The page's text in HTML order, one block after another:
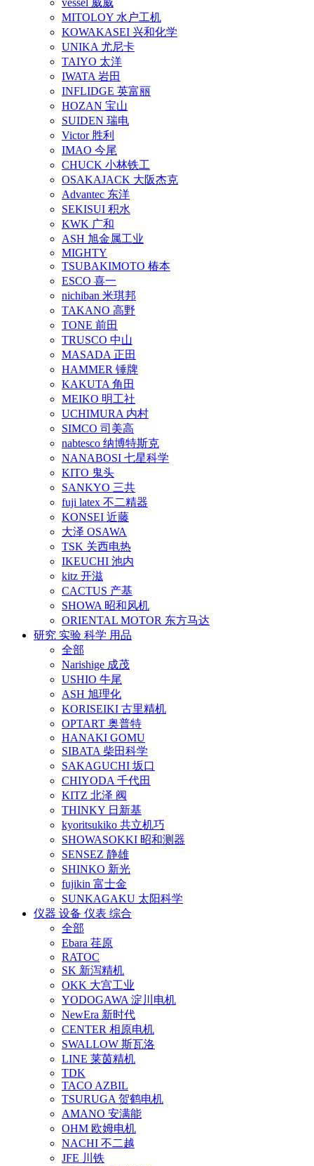
vessel 威威
MITOLOY 水户工机
KOWAKASEI 兴和化学
UNIKA 尤尼卡
TAIYO 太洋
IWATA 岩田
INFLIDGE 英富丽
HOZAN 宝山
SUIDEN 瑞电
Victor 胜利
IMAO 今尾
CHUCK 小林铁工
OSAKAJACK 大阪杰克
Advantec 东洋
SEKISUI 积水
KWK 广和
ASH 旭金属工业
MIGHTY
TSUBAKIMOTO 椿本
ESCO 喜一
nichiban 米琪邦
TAKANO 高野
TONE 前田
TRUSCO 中山
MASADA 正田
HAMMER 锤牌
KAKUTA 角田
MEIKO 明工社
UCHIMURA 内村
SIMCO 司美高
nabtesco 纳博特斯克
NANABOSI 七星科学
KITO 鬼头
SANKYO 三共
fuji latex 不二精器
KONSEI 近藤
大泽 OSAWA
TSK 关西电热
IKEUCHI 池内
kitz 开滋
CACTUS 产基
SHOWA 昭和风机
ORIENTAL MOTOR 东方马达
研究 实验 科学 用品
全部
Narishige 成茂
USHIO 牛尾
ASH 旭理化
KORISEIKI 古里精机
OPTART 奥普特
HANAKI GOMU
SIBATA 柴田科学
SAKAGUCHI 坂口
CHIYODA 千代田
KITZ 北泽 阀
THINKY 日新基
kyoritsukiko 共立机巧
SHOWASOKKI 昭和测器
SENSEZ 静雄
SHINKO 新光
fujikin 富士金
SUNKAGAKU 太阳科学
仪器 设备 仪表 综合
全部
Ebara 荏原
RATOC
SK 新泻精机
OKK 大宫工业
YODOGAWA 淀川电机
NewEra 新时代
CENTER 相原电机
SWALLOW 斯瓦洛
LINE 莱茵精机
TDK
TACO AZBIL
TSURUGA 贺鹤电机
AMANO 安满能
OHM 欧姆电机
NACHI 不二越
JFE 川铁